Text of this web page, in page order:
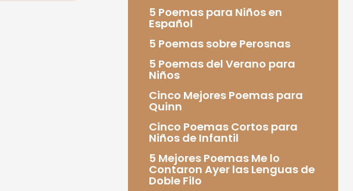
5 Poemas para Niños en
Español
5 Poemas sobre Perosnas
5 Poemas del Verano para
Niños
Cinco Mejores Poemas para
Quinn
Cinco Poemas Cortos para
Niños de Infantil
5 Mejores Poemas Me lo
Contaron Ayer las Lenguas de
Doble Filo